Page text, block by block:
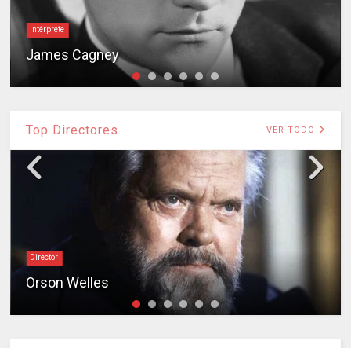
Intérprete
James Cagney
Top Directores VER TODO
Director
Orson Welles